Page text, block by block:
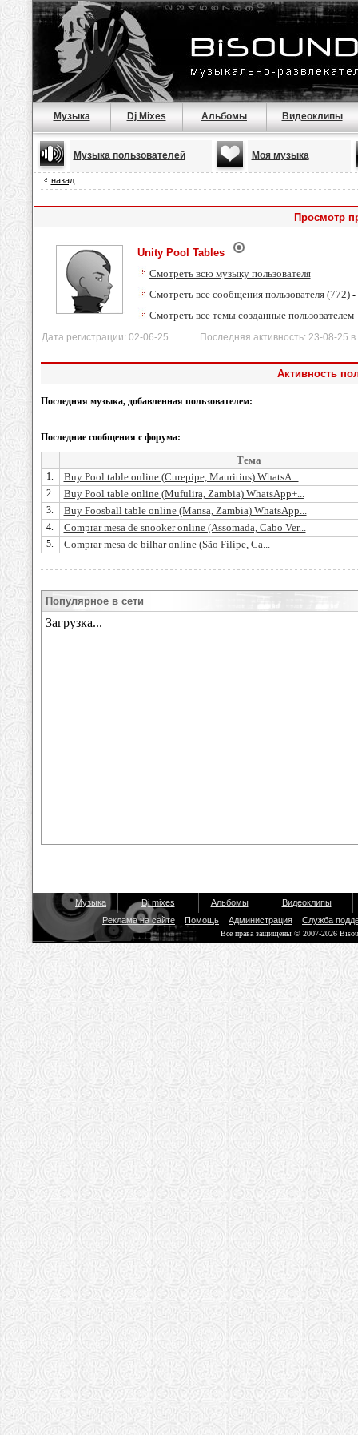
Музыка Dj Mixes Альбомы Видеоклипы
Музыка пользователей Моя музыка
назад
Просмотр
Unity Pool Tables
Смотреть всю музыку пользователя
Смотреть все сообщения пользователя (772)-
Смотреть все темы созданные пользователем
Дата регистрации: 02-06-25 Последняя активность: 23-08-25 в
Активность
Последняя музыка, добавленная пользователем:
Последние сообщения с форума:
Тема
1. Buy Pool table online (Curepipe, Mauritius) WhatsA...
2. Buy Pool table online (Mufulira, Zambia) WhatsApp+...
3. Buy Foosball table online (Mansa, Zambia) WhatsApp...
4. Comprar mesa de snooker online (Assomada, Cabo Ver...
5. Comprar mesa de bilhar online (São Filipe, Ca...
Популярное в сети
Музыка Dj mixes Альбомы
Видеоклипы
Реклама на сайте
Помощь Администрация Служба
Все права защищены © 2007-2026